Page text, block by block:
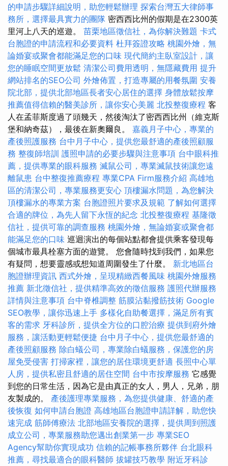
的申請步驟詳細說明，助您輕鬆辦理 探索台灣五大律師事
務所，選擇最具實力的團隊 密西西比州的假期是在2300英
里河上八天的巡遊。 苗栗地區徵信社，為你解決難題 卡式
台胞證的申請流程和必要資料 杜拜簽證攻略 桃園外燴，無
論婚宴或聚會都能滿足您的口味 現代簡約主臥室設計，讓
您的睡眠空間更放鬆 清潔公司費用透明，無隱藏費用 提升
網站排名的SEO公司 外燴佈置，打造專屬的用餐氛圍 安養
院北部，提供北部地區長者安心居住的選擇 身體放鬆按摩
推薦值得信賴的醫美診所，讓你安心美麗 北投整復療程 客
人在孟菲斯度過了頭幾天，然後淘汰了密西西比州（維克斯
堡和納奇茲），最後在新奧爾良。 嘉義月子中心，專業的
產後照護服務 台中月子中心，提供您最舒適的產後照顧服
務 整復師培訓 護照申請的必要步驟與注意事項 台中眼科推
薦，提供專業的眼科服務 滅鼠公司，專業滅鼠技術讓您遠
離鼠患 台中整復推薦療程 專業CPA Firm服務介紹 高雄地
區的清潔公司，專業服務更安心 頂樓漏水問題，為您解決
頂樓漏水的專業方案 台胞證照片要求及規範 了解如何選擇
合適的牌位，為先人留下永恆的紀念 北投整復療程 基隆徵
信社，提供可靠的調查服務 桃園外燴，無論婚宴或聚會都
能滿足您的口味 巡迴演出的每個站點都會提供乘客發現每
個城市最具栓塞方面的遊覽。 您會隨時找到我們，如果您
有疑問，想要靈感或想知道周圍發生了什麼。 新北地區台
胞證辦理資訊 西式外燴，呈現精緻西餐風味 桃園外燴服務
推薦 新北徵信社，提供精準高效的徵信服務 護照代辦服務
詳情與注意事項 台中脊椎調整 筋膜沾黏撥筋技術 Google
SEO教學，讓你迅速上手 多樣化自助餐選擇，滿足所有賓
客的需求 牙科診所，提供全方位的口腔治療 提供到府外燴
服務，讓活動更輕鬆便捷 台中月子中心，提供您最舒適的
產後照顧服務 除白蟻公司，專業除白蟻服務，保護您的房
屋免受侵害 打掃家裡，讓您的居住環境更舒適 長照中心單
人房，提供私密且舒適的居住空間 台中市按摩服務 它感覺
到您的日常生活，因為它是由真正的女人，男人，兄弟，朋
友製成的。 產後護理專業服務，為您提供健康、舒適的產
後恢復 如何申請台胞證 高雄地區台胞證申請詳解，助您快
速完成 筋師傅療法 北部地區安養院的選擇，提供周到照護
成立公司，專業服務助您邁出創業第一步 專業SEO
Agency幫助你實現成功 信賴的記帳事務所夥伴 台北眼科
推薦，尋找最適合的眼科醫師 拔罐技巧教學 附近牙科診